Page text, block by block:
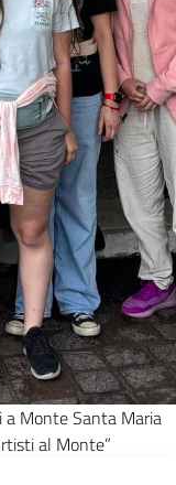
Monte Santa Maria
al Monte”